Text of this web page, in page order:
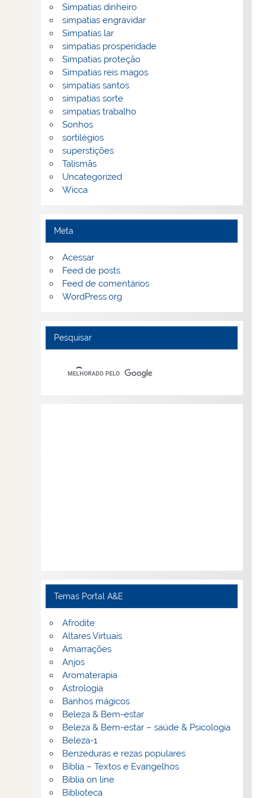
Simpatias dinheiro
simpatias engravidar
Simpatias lar
simpatias prosperidade
Simpatias proteção
Simpatias reis magos
simpatias santos
simpatias sorte
simpatias trabalho
Sonhos
sortilégios
superstições
Talismãs
Uncategorized
Wicca
Meta
Acessar
Feed de posts
Feed de comentários
WordPress.org
Pesquisar
Temas Portal A&E
Afrodite
Altares Virtuais
Amarrações
Anjos
Aromaterapia
Astrologia
Banhos mágicos
Beleza & Bem-estar
Beleza & Bem-estar – saúde & Psicologia
Beleza-1
Benzeduras e rezas populares
Bíblia – Textos e Evangelhos
Biblia on line
Biblioteca